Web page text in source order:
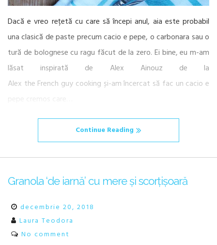
Dacă e vreo rețetă cu care să începi anul, aia este probabil
una clasică de paste precum cacio e pepe, o carbonara sau o
tură de bolognese cu ragu făcut de la zero. Ei bine, eu m-am
lăsat inspirată de Alex Ainouz de la
Alex the French guy cooking și-am încercat să fac un cacio e
Continue Reading
Granola ‘de iarnă’ cu mere și scorțișoară
decembrie 20, 2018
Laura Teodora
No comment